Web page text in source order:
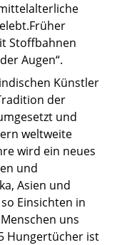
Stoffbahnen
Augen“.
Künstler
der
und
weltweite
wird ein neues
und
Asien und
Einsichten in
uns
Hungertücher ist